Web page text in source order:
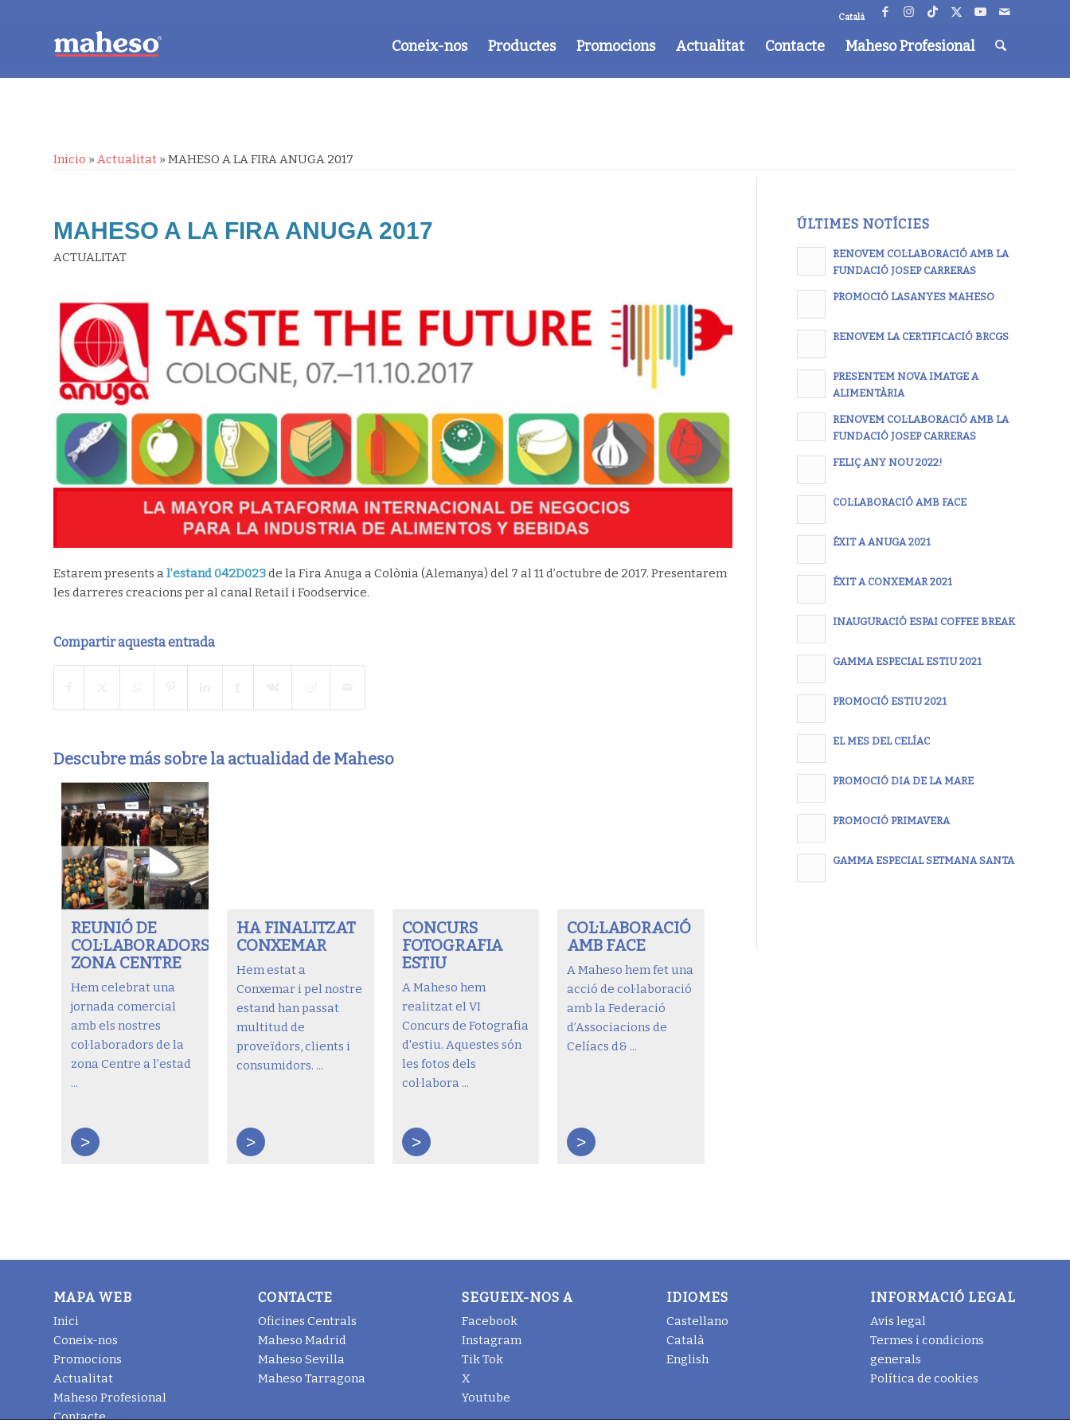
Català
Coneix-nos Productes Promocions Actualitat Contacte Maheso Profesional
Inicio » Actualitat » MAHESO A LA FIRA ANUGA 2017
MAHESO A LA FIRA ANUGA 2017
ACTUALITAT
Estarem presents al’estand 042D023de la Fira Anuga a Colònia (Alemanya) del 7 al 11 d’octubre de 2017. Presentarem
les darreres creacions per al canal Retail i Foodservice.
Compartir aquesta entrada
Descubre más sobre la actualidad de Maheso
REUNIÓ DE
COL·LABORADORS
ZONA CENTRE
Hem celebrat una
jornada comercial
amb els nostres
col·laboradors de la
zona Centre a l’estad
...
>
HA FINALITZAT
CONXEMAR
Hem estat a
Conxemar i pel nostre
estand han passat
multitud de
proveïdors, clients i
consumidors. ...
>
CONCURS
FOTOGRAFIA
ESTIU
A Maheso hem
realitzat el VI
Concurs de Fotografia
d'estiu. Aquestes són
les fotos dels
col·labora ...
>
COL·LABORACIÓ
AMB FACE
A Maheso hem fet una
acció de col·laboració
amb la Federació
d’Associacions de
Celíacs d& ...
>
ÚLTIMES NOTÍCIES
RENOVEM COL·LABORACIÓ AMB LA
FUNDACIÓ JOSEP CARRERAS
PROMOCIÓ LASANYES MAHESO
RENOVEM LA CERTIFICACIÓ BRCGS
PRESENTEM NOVA IMATGE A
ALIMENTÀRIA
RENOVEM COL·LABORACIÓ AMB LA
FUNDACIÓ JOSEP CARRERAS
FELIÇ ANY NOU 2022!
COL·LABORACIÓ AMB FACE
ÉXIT A ANUGA 2021
ÉXIT A CONXEMAR 2021
INAUGURACIÓ ESPAI COFFEE BREAK
GAMMA ESPECIAL ESTIU 2021
PROMOCIÓ ESTIU 2021
EL MES DEL CELÍAC
PROMOCIÓ DIA DE LA MARE
PROMOCIÓ PRIMAVERA
GAMMA ESPECIAL SETMANA SANTA
MAPA WEB
Inici
Coneix-nos
Promocions
Actualitat
Maheso Profesional
Contacte
CONTACTE
Oficines Centrals
Maheso Madrid
Maheso Sevilla
Maheso Tarragona
SEGUEIX-NOS A
Facebook
Instagram
Tik Tok
X
Youtube
IDIOMES
Castellano
Català
English
INFORMACIÓ LEGAL
Avis legal
Termes i condicions
generals
Política de cookies